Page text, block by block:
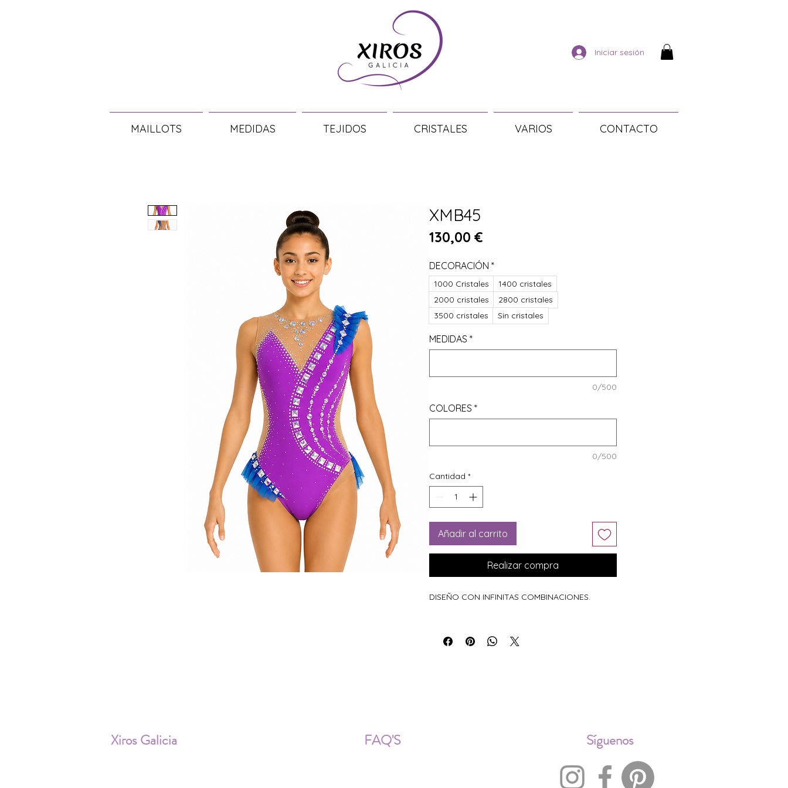
Iniciar sesión
MAILLOTS MEDIDAS TEJIDOS CRISTALES VARIOS CONTACTO
XMB45
130,00 €
DECORACIÓN *
1000 Cristales
1400 cristales
2000 cristales
2800 cristales
3500 cristales
Sin cristales
MEDIDAS *
0/500
COLORES *
0/500
Cantidad *
Añadir al carrito
Realizar compra
DISEÑO CON INFINITAS COMBINACIONES.
Xiros Galicia FAQ'S Síguenos